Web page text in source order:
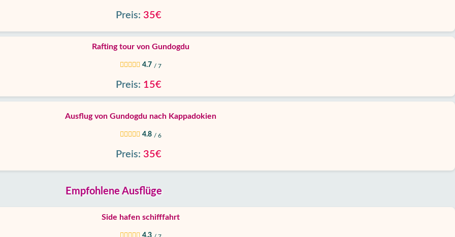
Preis: 35€
Rafting tour von Gundogdu
4.7 / 7
Preis: 15€
Ausflug von Gundogdu nach Kappadokien
4.8 / 6
Preis: 35€
Empfohlene Ausflüge
Side hafen schifffahrt
4.3